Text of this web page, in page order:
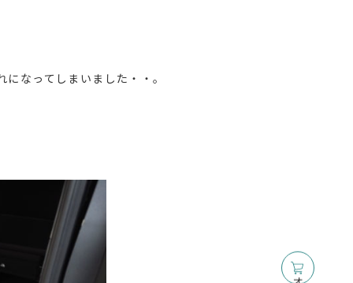
なってしまいました・・。